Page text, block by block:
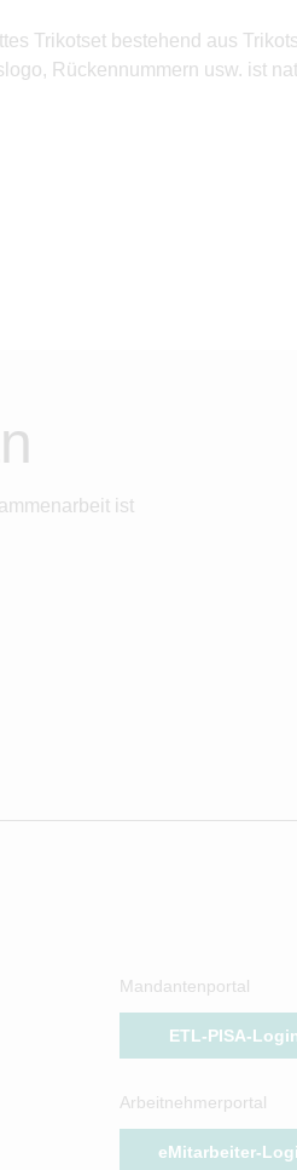
Trikotset bestehend aus
Rückennummern usw. ist
ist
Mandantenportal
ETL-PISA-
Arbeitnehmerportal
eMitarbeiter-